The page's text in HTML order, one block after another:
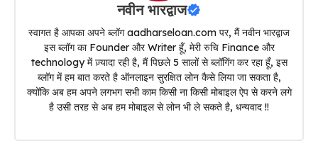
नवीन भारद्वाज
स्वागत है आपका अपने ब्लॉग aadharseloan.com पर, मैं नवीन भारद्वाज
इस ब्लॉग का Founder और Writer हूँ, मेरी रुचि Finance और
technology में ज़्यादा रही है, मैं पिछले 5 सालों से ब्लॉगिंग कर रहा हूँ, इस
ब्लॉग में हम बात करते है ऑनलाइन सुरक्षित लोन कैसे लिया जा सकता है,
क्योंकि अब हम अपने लगभग सभी काम किसी ना किसी मोबाइल ऐप से करने लगे
है उसी तरह से अब हम मोबाइल से लोन भी ले सकते है, धन्यवाद !!